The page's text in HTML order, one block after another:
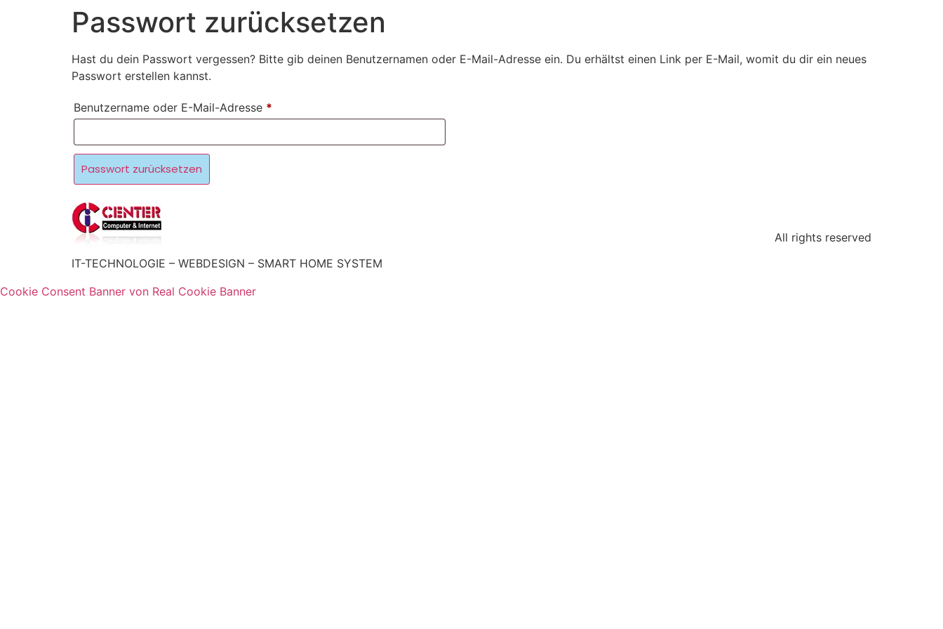
Passwort zurücksetzen
Hast du dein Passwort vergessen? Bitte gib deinen Benutzernamen oder E-Mail-Adresse ein. Du erhältst einen Link per E-Mail, womit du dir ein neues
Passwort erstellen kannst.
Benutzername oder E-Mail-Adresse *
Passwort zurücksetzen
IT-TECHNOLOGIE – WEBDESIGN – SMART HOME SYSTEM
All rights reserved
Cookie Consent Banner von Real Cookie Banner